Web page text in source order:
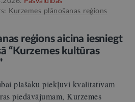
Kurzemes plānošanas reģions
reģions aicina iesniegt
“Kurzemes kultūras
plašāku piekļuvi kvalitatīvam
piedāvājumam, Kurzemes